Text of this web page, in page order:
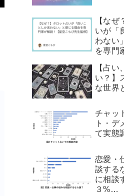
【な
いが「
わない
を専門
【占い
い？】
な世界
チャッ
ト・デ
て実態
恋愛・
談する
に相談
３%…